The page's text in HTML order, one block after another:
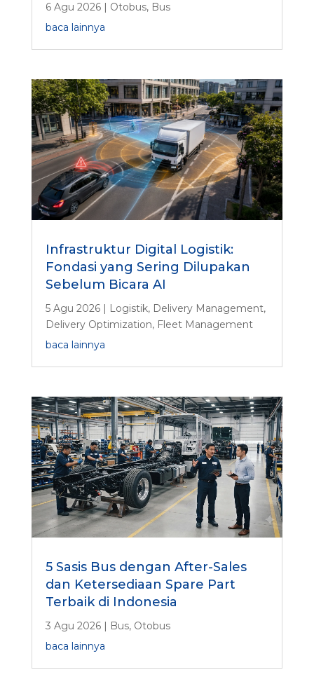
6 Agu 2026| Otobus, Bus
baca lainnya
Infrastruktur Digital Logistik:
Fondasi yang Sering Dilupakan
Sebelum Bicara AI
5 Agu 2026| Logistik, Delivery Management,
Delivery Optimization, Fleet Management
baca lainnya
5 Sasis Bus dengan After-Sales
dan Ketersediaan Spare Part
Terbaik di Indonesia
3 Agu 2026| Bus, Otobus
baca lainnya